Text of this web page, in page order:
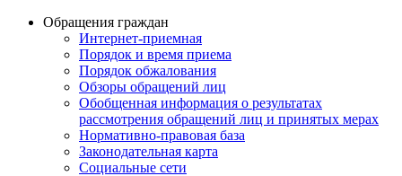
Обращения граждан
Интернет-приемная
Порядок и время приема
Порядок обжалования
Обзоры обращений лиц
Обобщенная информация о результатах
рассмотрения обращений лиц и принятых мерах
Нормативно-правовая база
Законодательная карта
Социальные сети